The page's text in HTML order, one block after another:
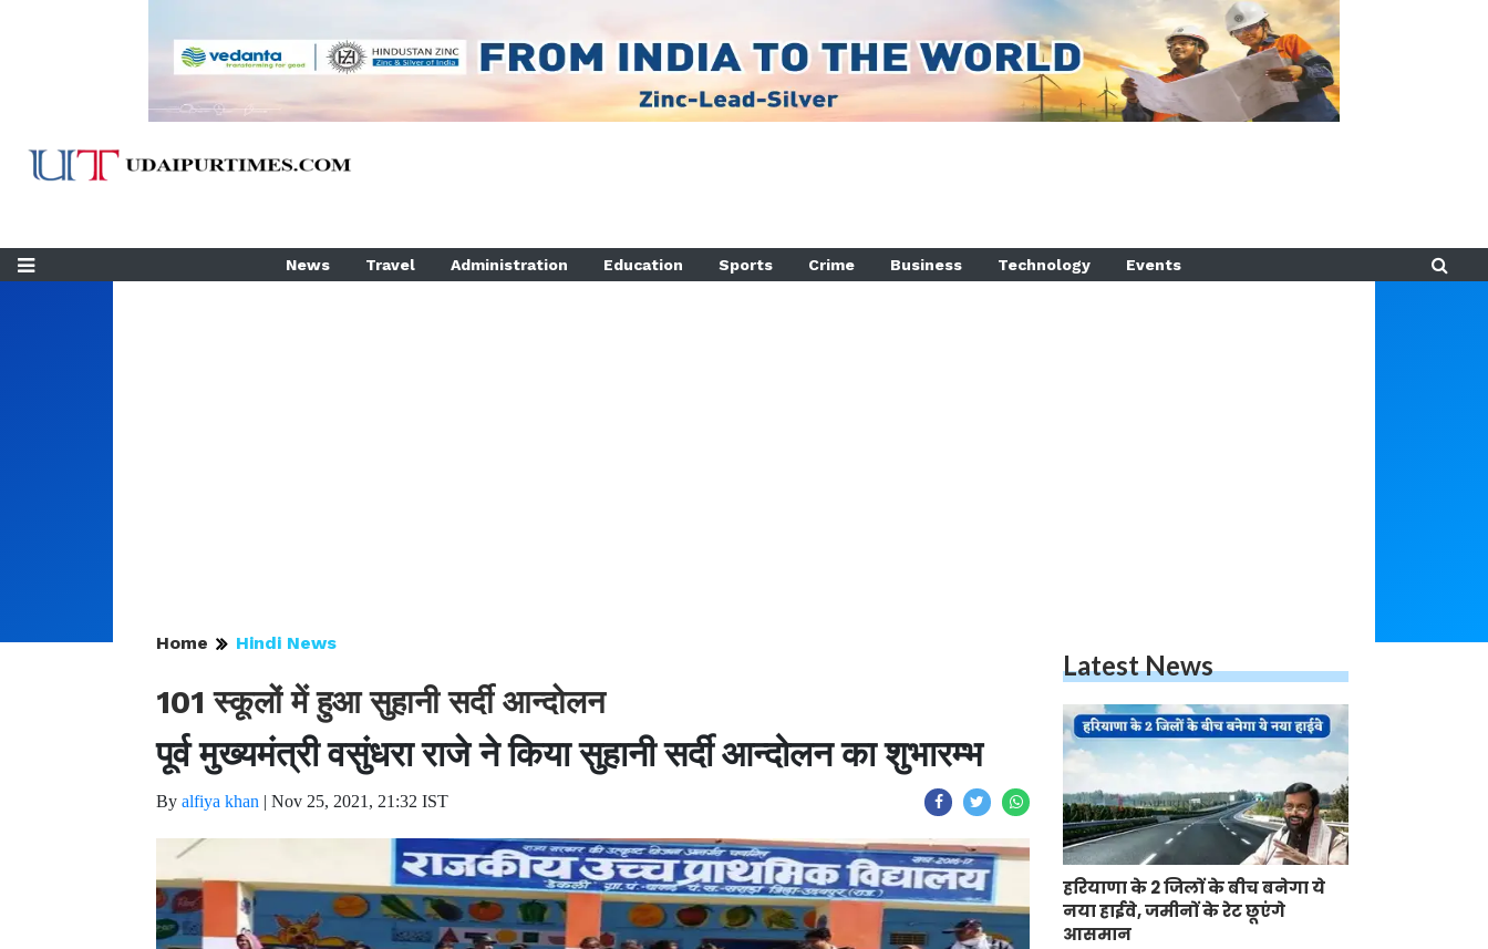
News Travel Administration Education Sports Crime Business Technology Events
Home Hindi News
101 स्कूलों में हुआ सुहानी सर्दी आन्दोलन
पूर्व मुख्यमंत्री वसुंधरा राजे ने किया सुहानी सर्दी आन्दोलन का शुभारम्भ
By alfiya khan | Nov 25, 2021, 21:32 IST
Latest News
हरियाणा के 2 जिलों के बीच बनेगा ये
नया हाईवे, जमीनों के रेट छूएंगे
आसमान